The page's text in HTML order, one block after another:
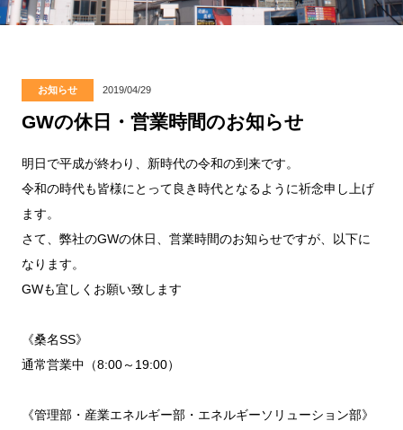
お知らせ 2019/04/29
GWの休日・営業時間のお知らせ
明日で平成が終わり、新時代の令和の到来です。
令和の時代も皆様にとって良き時代となるように祈念申し上げ
ます。
さて、弊社のGWの休日、営業時間のお知らせですが、以下に
なります。
GWも宜しくお願い致します
《桑名SS》
通常営業中（8:00～19:00）
《管理部・産業エネルギー部・エネルギーソリューション部》